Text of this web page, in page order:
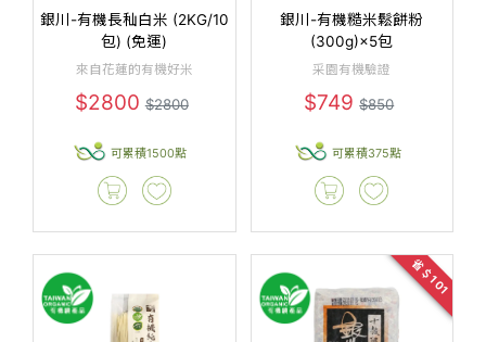
銀川-有機長秈白米 (2KG/10
包) (免運)
來自花蓮的有機好米
$2800$2800
可累積1500點
銀川-有機糙米鬆餅粉
(300g)×5包
采園有機驗證
$749$850
可累積375點
省＄101